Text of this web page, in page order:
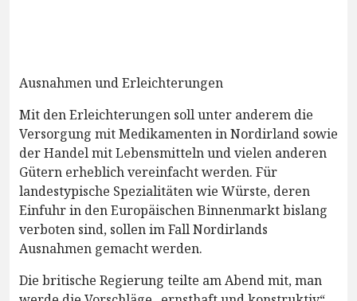
Ausnahmen und Erleichterungen
Mit den Erleichterungen soll unter anderem die
Versorgung mit Medikamenten in Nordirland sowie
der Handel mit Lebensmitteln und vielen anderen
Gütern erheblich vereinfacht werden. Für
landestypische Spezialitäten wie Würste, deren
Einfuhr in den Europäischen Binnenmarkt bislang
verboten sind, sollen im Fall Nordirlands
Ausnahmen gemacht werden.
Die britische Regierung teilte am Abend mit, man